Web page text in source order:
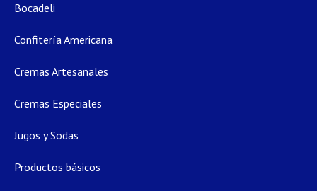
Bocadeli
Confitería Americana
Cremas Artesanales
Cremas Especiales
Jugos y Sodas
Productos básicos